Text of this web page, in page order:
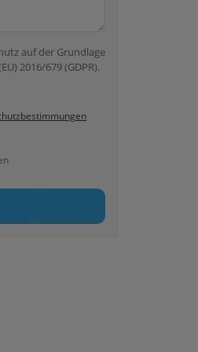
auf der Grundlage
2016/679 (GDPR).